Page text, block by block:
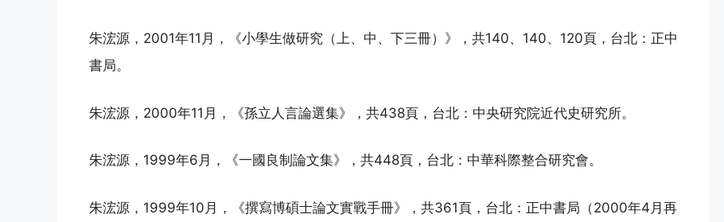
朱浤源，2001年11月，《小學生做研究（上、中、下三冊）》，共140、140、120頁，台北：正中
書局。
朱浤源，2000年11月，《孫立人言論選集》，共438頁，台北：中央研究院近代史研究所。
朱浤源，1999年6月，《一國良制論文集》，共448頁，台北：中華科際整合研究會。
朱浤源，1999年10月，《撰寫博碩士論文實戰手冊》，共361頁，台北：正中書局（2000年4月再